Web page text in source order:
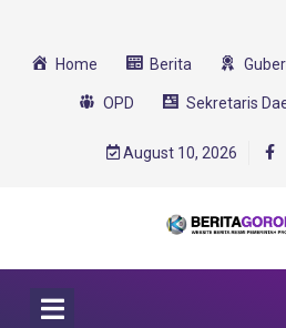
Home Berita
OPD Sekretaris
August 10, 2026